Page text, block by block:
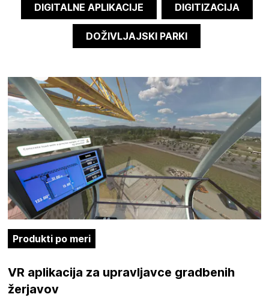
DIGITALNE APLIKACIJE DIGITIZACIJA
DOŽIVLJAJSKI PARKI
Produkti po meri
VR aplikacija za upravljavce gradbenih
žerjavov